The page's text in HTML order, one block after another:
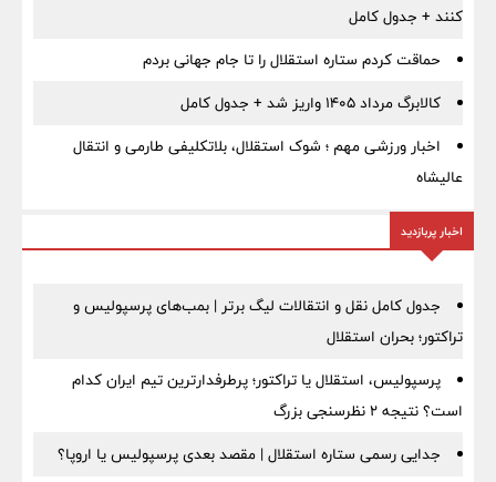
کنند + جدول کامل
حماقت کردم ستاره استقلال را تا جام جهانی بردم
کالابرگ مرداد ۱۴۰۵ واریز شد + جدول کامل
اخبار ورزشی مهم ؛ شوک استقلال، بلاتکلیفی طارمی و انتقال
عالیشاه
اخبار پربازدید
جدول کامل نقل و انتقالات لیگ برتر | بمب‌های پرسپولیس و
تراکتور؛ بحران استقلال
پرسپولیس، استقلال یا تراکتور؛ پرطرفدارترین تیم ایران کدام
است؟ نتیجه ۲ نظرسنجی بزرگ
جدایی رسمی ستاره استقلال | مقصد بعدی پرسپولیس یا اروپا؟